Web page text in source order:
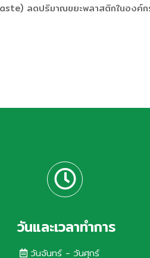
ลดปริมาณขยะพลาสติกในองค์ก
วันและเวลาทำการ
วันจันทร์ - วันศุกร์